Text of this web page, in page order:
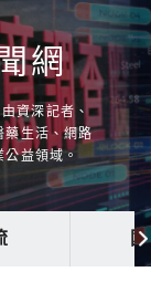
網
資深記者、
藥生活、網路
益領域。